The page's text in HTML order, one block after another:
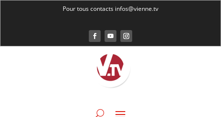
Pour tous contacts infos@vienne.tv